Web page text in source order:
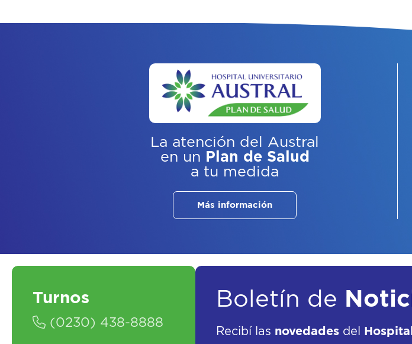
La atención del Austral
en un Plan de Salud
a tu medida
Más información
Turnos
(0230) 438-8888
Boletín de
Recibí las novedades del